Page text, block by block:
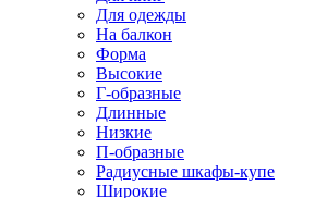
Для одежды
На балкон
Форма
Высокие
Г-образные
Длинные
Низкие
П-образные
Радиусные шкафы-купе
Широкие